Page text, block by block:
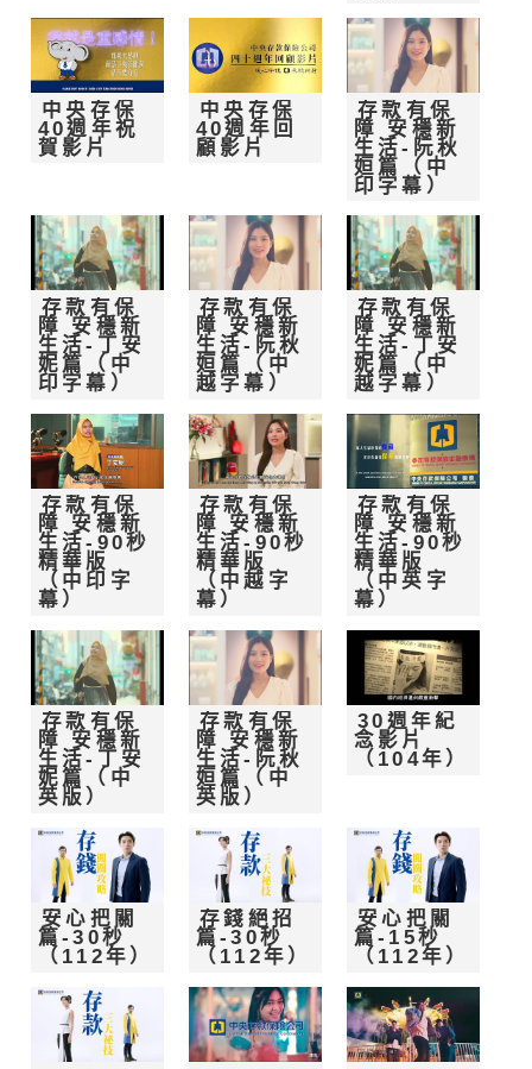
中央存保
40週年祝
賀影片
中央存保
40週年回
顧影片
存款有保
障 安穩新
生活-阮秋
姮篇（中
印字幕）
存款有保
障 安穩新
生活-丁安
妮篇（中
印字幕）
存款有保
障 安穩新
生活-阮秋
姮篇（中
越字幕）
存款有保
障 安穩新
生活-丁安
妮篇（中
越字幕）
存款有保
障 安穩新
生活-90秒
精華版
（中印字
幕）
存款有保
障 安穩新
生活-90秒
精華版
（中越字
幕）
存款有保
障 安穩新
生活-90秒
精華版
（中英字
幕）
存款有保
障 安穩新
生活-丁安
妮篇（中
英版）
存款有保
障 安穩新
生活-阮秋
姮篇（中
英版）
30週年紀
念影片
（104年）
安心把關
篇-30秒
（112年）
存錢絕招
篇-30秒
（112年）
安心把關
篇-15秒
（112年）